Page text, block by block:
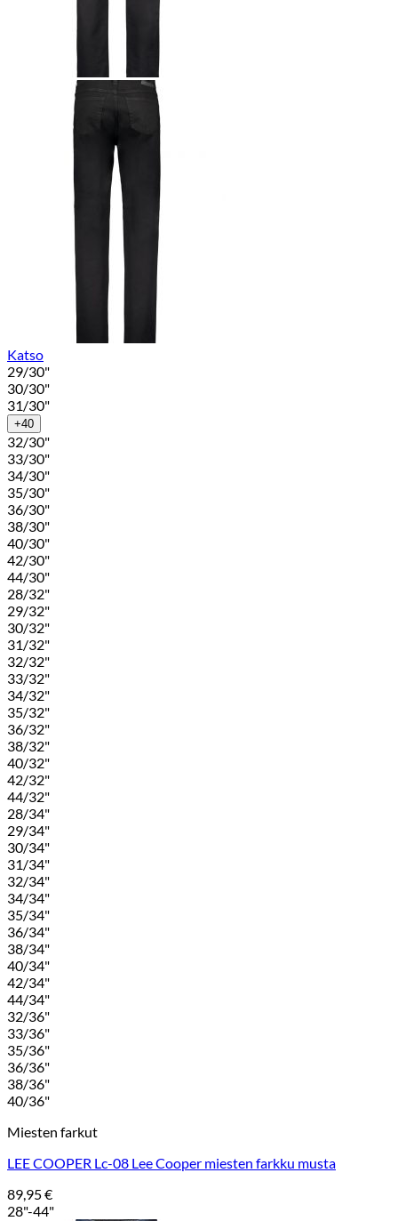
Katso
29/30"
30/30"
31/30"
+40
32/30"
33/30"
34/30"
35/30"
36/30"
38/30"
40/30"
42/30"
44/30"
28/32"
29/32"
30/32"
31/32"
32/32"
33/32"
34/32"
35/32"
36/32"
38/32"
40/32"
42/32"
44/32"
28/34"
29/34"
30/34"
31/34"
32/34"
34/34"
35/34"
36/34"
38/34"
40/34"
42/34"
44/34"
32/36"
33/36"
35/36"
36/36"
38/36"
40/36"
Miesten farkut
LEE COOPER Lc-08 Lee Cooper miesten farkku musta
89,95€
28"-44"